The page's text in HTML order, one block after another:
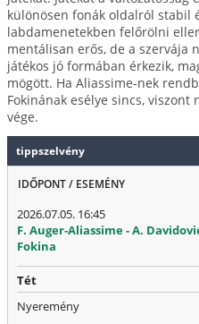
különösen fonák oldalról stabil
labdamenetekben felőrölni
mentálisan erős, de a szervája
játékos jó formában érkezik,
mögött. Ha Aliassime-nek
Fokinának esélye sincs,
vége.
tippszelvény
IDŐPONT / ESEMÉNY
2026.07.05. 16:45
F. Auger-Aliassime - A.
Fokina
Tét
Nyeremény